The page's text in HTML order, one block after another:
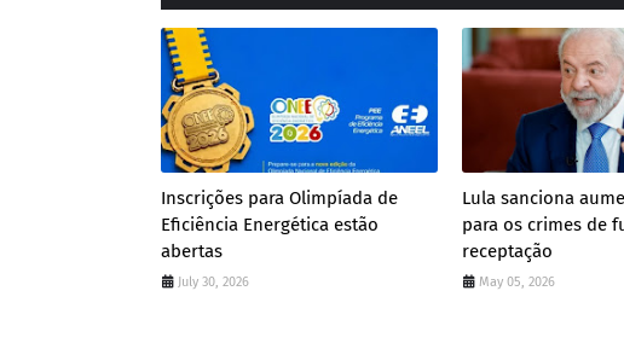
Inscrições para Olimpíada de
Eficiência Energética estão
abertas
July 30, 2026
Lula sanciona
para os crimes de
receptação
May 05, 2026